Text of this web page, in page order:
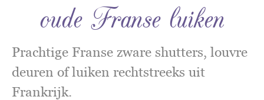
oude Franse luiken
Prachtige Franse zware shutters, louvre
deuren of luiken rechtstreeks uit
Frankrijk.